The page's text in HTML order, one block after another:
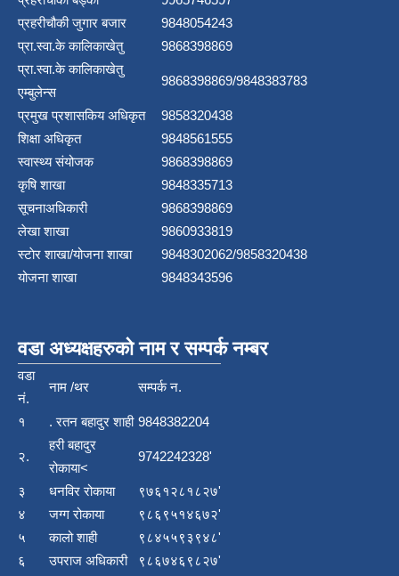
प्रहरीचौकी जुगार बजार
9848054243
प्रा.स्वा.के कालिकाखेतु
9868398869
प्रा.स्वा.के कालिकाखेतु
एम्बुलेन्स
9868398869/9848383783
प्रमुख प्रशासकिय अधिकृत
9858320438
शिक्षा अधिकृत
9848561555
स्वास्थ्य संयोजक
9868398869
कृषि शाखा
9848335713
सूचनाअधिकारी
9868398869
लेखा शाखा
9860933819
स्टाेर शाखा/योजना शाखा
9848302062/9858320438
योजना शाखा
9848343596
वडा अध्यक्षहरुको नाम र सम्पर्क नम्बर
वडा
नं.
नाम /थर सम्पर्क न.
१ . रतन बहादुर शाही 9848382204
२.
हरी बहादुर
रोकाया<
9742242328'
३ धनविर रोकाया
९७६१२८१८२७'
४
जग्ग रोकाया
९८६९५१४६७२'
५
कालो शाही
९८४५५९३९४८'
६
उपराज अधिकारी ९८६७४६९८२७'